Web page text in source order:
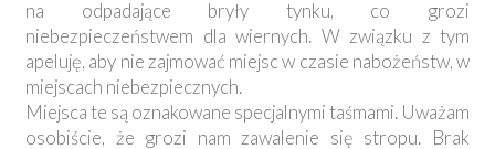
na odpadające bryły tynku, co grozi
niebezpieczeństwem dla wiernych. W związku z tym
apeluję, aby nie zajmować miejsc w czasie nabożeństw, w
miejscach niebezpiecznych.
Miejsca te są oznakowane specjalnymi taśmami. Uważam
osobiście, że grozi nam zawalenie się stropu. Brak